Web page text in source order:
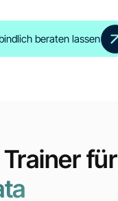
beraten lassen
für